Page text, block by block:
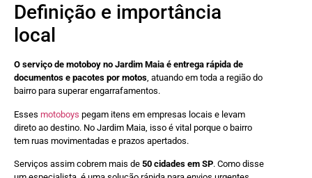
Definição e importância
local
O serviço de motoboy no Jardim Maia é entrega rápida de
documentos e pacotes por motos, atuando em toda a região do
bairro para superar engarrafamentos.
Esses motoboys pegam itens em empresas locais e levam
direto ao destino. No Jardim Maia, isso é vital porque o bairro
tem ruas movimentadas e prazos apertados.
Serviços assim cobrem mais de 50 cidades em SP. Como disse